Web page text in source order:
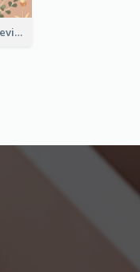
Floral Mother's Day in Review Photo Book